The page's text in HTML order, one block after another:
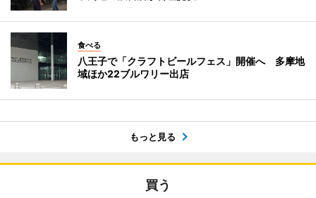
食べる
八王子で「クラフトビールフェス」開催へ 多摩地
域ほか22ブルワリー出店
もっと見る
買う